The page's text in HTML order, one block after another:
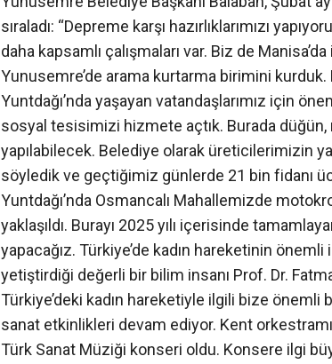
sıraladı: “Depreme karşı hazırlıklarımızı
daha kapsamlı çalışmaları var. Biz de
Yunusemre’de arama kurtarma birimini kurduk.
Yuntdağı’nda yaşayan vatandaşlarımız için
sosyal tesisimizi hizmete açtık. Burada düğün,
yapılabilecek. Belediye olarak üreticilerimizin
söyledik ve geçtiğimiz günlerde 21 bin fidanı
Yuntdağı’nda Osmancalı Mahallemizde
yaklaşıldı. Burayı 2025 yılı içerisinde
yapacağız. Türkiye’de kadın hareketinin önemli
yetiştirdiği değerli bir bilim insanı Prof. Dr.
Türkiye’deki kadın hareketiyle ilgili bize
sanat etkinlikleri devam ediyor. Kent
Türk Sanat Müziği konseri oldu. Konsere ilgi